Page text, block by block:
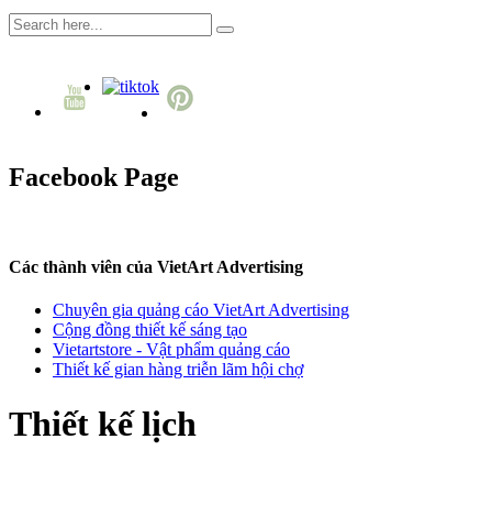
Facebook Page
Các thành viên của VietArt Advertising
Chuyên gia quảng cáo VietArt Advertising
Cộng đồng thiết kế sáng tạo
Vietartstore - Vật phẩm quảng cáo
Thiết kế gian hàng triễn lãm hội chợ
Thiết kế lịch